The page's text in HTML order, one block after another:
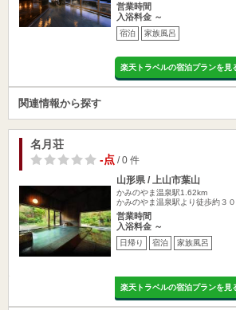
営業時間
入浴料金 ～
宿泊 家族風呂
楽天トラベルの宿泊プランを見
関連情報から探す
名月荘
-点/ 0 件
山形県 / 上山市葉山
かみのやま温泉駅1.62km
かみのやま温泉駅より徒歩約３
営業時間
入浴料金 ～
日帰り 宿泊 家族風呂
楽天トラベルの宿泊プランを見